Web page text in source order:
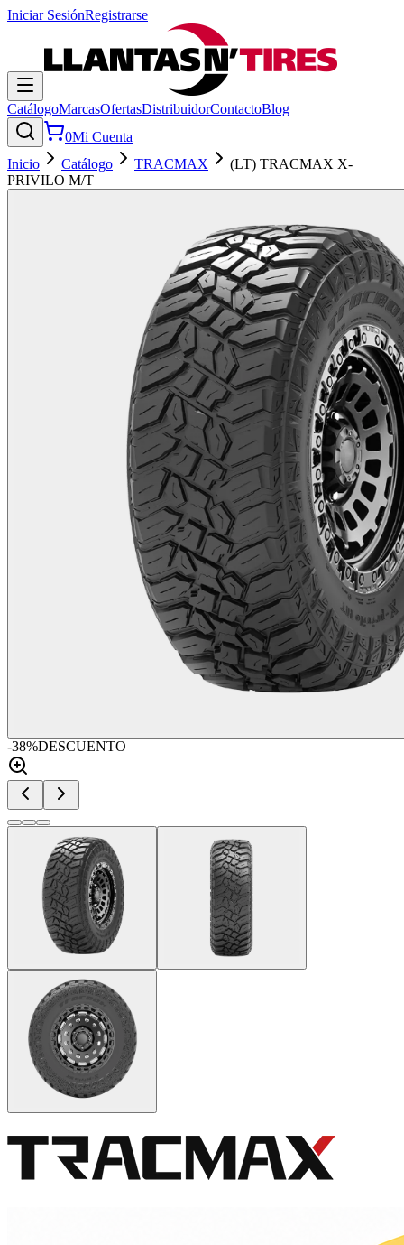
Iniciar SesiónRegistrarse
CatálogoMarcasOfertasDistribuidorContactoBlog
0Mi Cuenta
Inicio
Catálogo TRACMAX
(LT) TRACMAX X-
PRIVILO M/T
-38%DESCUENTO